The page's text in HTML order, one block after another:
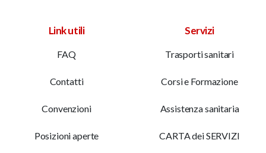
Link utili
FAQ
Contatti
Convenzioni
Posizioni aperte
Servizi
Trasporti sanitari
Corsi e Formazione
Assistenza sanitaria
CARTA dei SERVIZI